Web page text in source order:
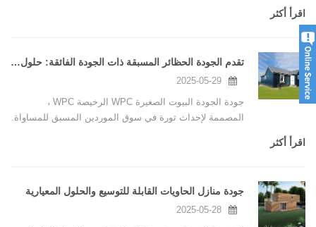
اقرأ أكثر
تقدم الجودة الحظائر المسبقة ذات الجودة الفائقة: حلول سريعة وبأسعار معقولة ومتحركة
2025-05-29
جودة الجودة البيوت الصغيرة WPC الرخيصة WPC ،
المصممة لإحداث ثورة في سوق الموردين المسبق للمساواة.
اقرأ أكثر
جودة منازل الحاويات القابلة للتوسيع والحلول المعيارية
2025-05-28